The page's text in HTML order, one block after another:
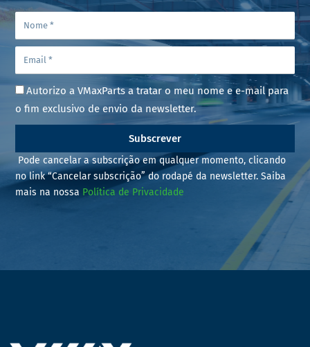
Autorizo a VMaxParts a tratar o meu nome e e-mail para
o fim exclusivo de envio da newsletter.
Subscrever
Pode cancelar a subscrição em qualquer momento, clicando
no link “Cancelar subscrição” do rodapé da newsletter. Saiba
mais na nossa Política de Privacidade